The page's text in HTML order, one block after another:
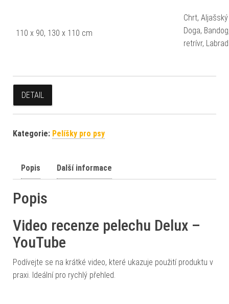
110 x 90, 130 x 110 cm
Chrt,
Doga,
retrívr,
DETAIL
Kategorie: Pelíšky pro psy
Popis Další informace
Popis
Video recenze pelechu Delux –
YouTube
Podívejte se na krátké video, které ukazuje použití produktu v
praxi. Ideální pro rychlý přehled.